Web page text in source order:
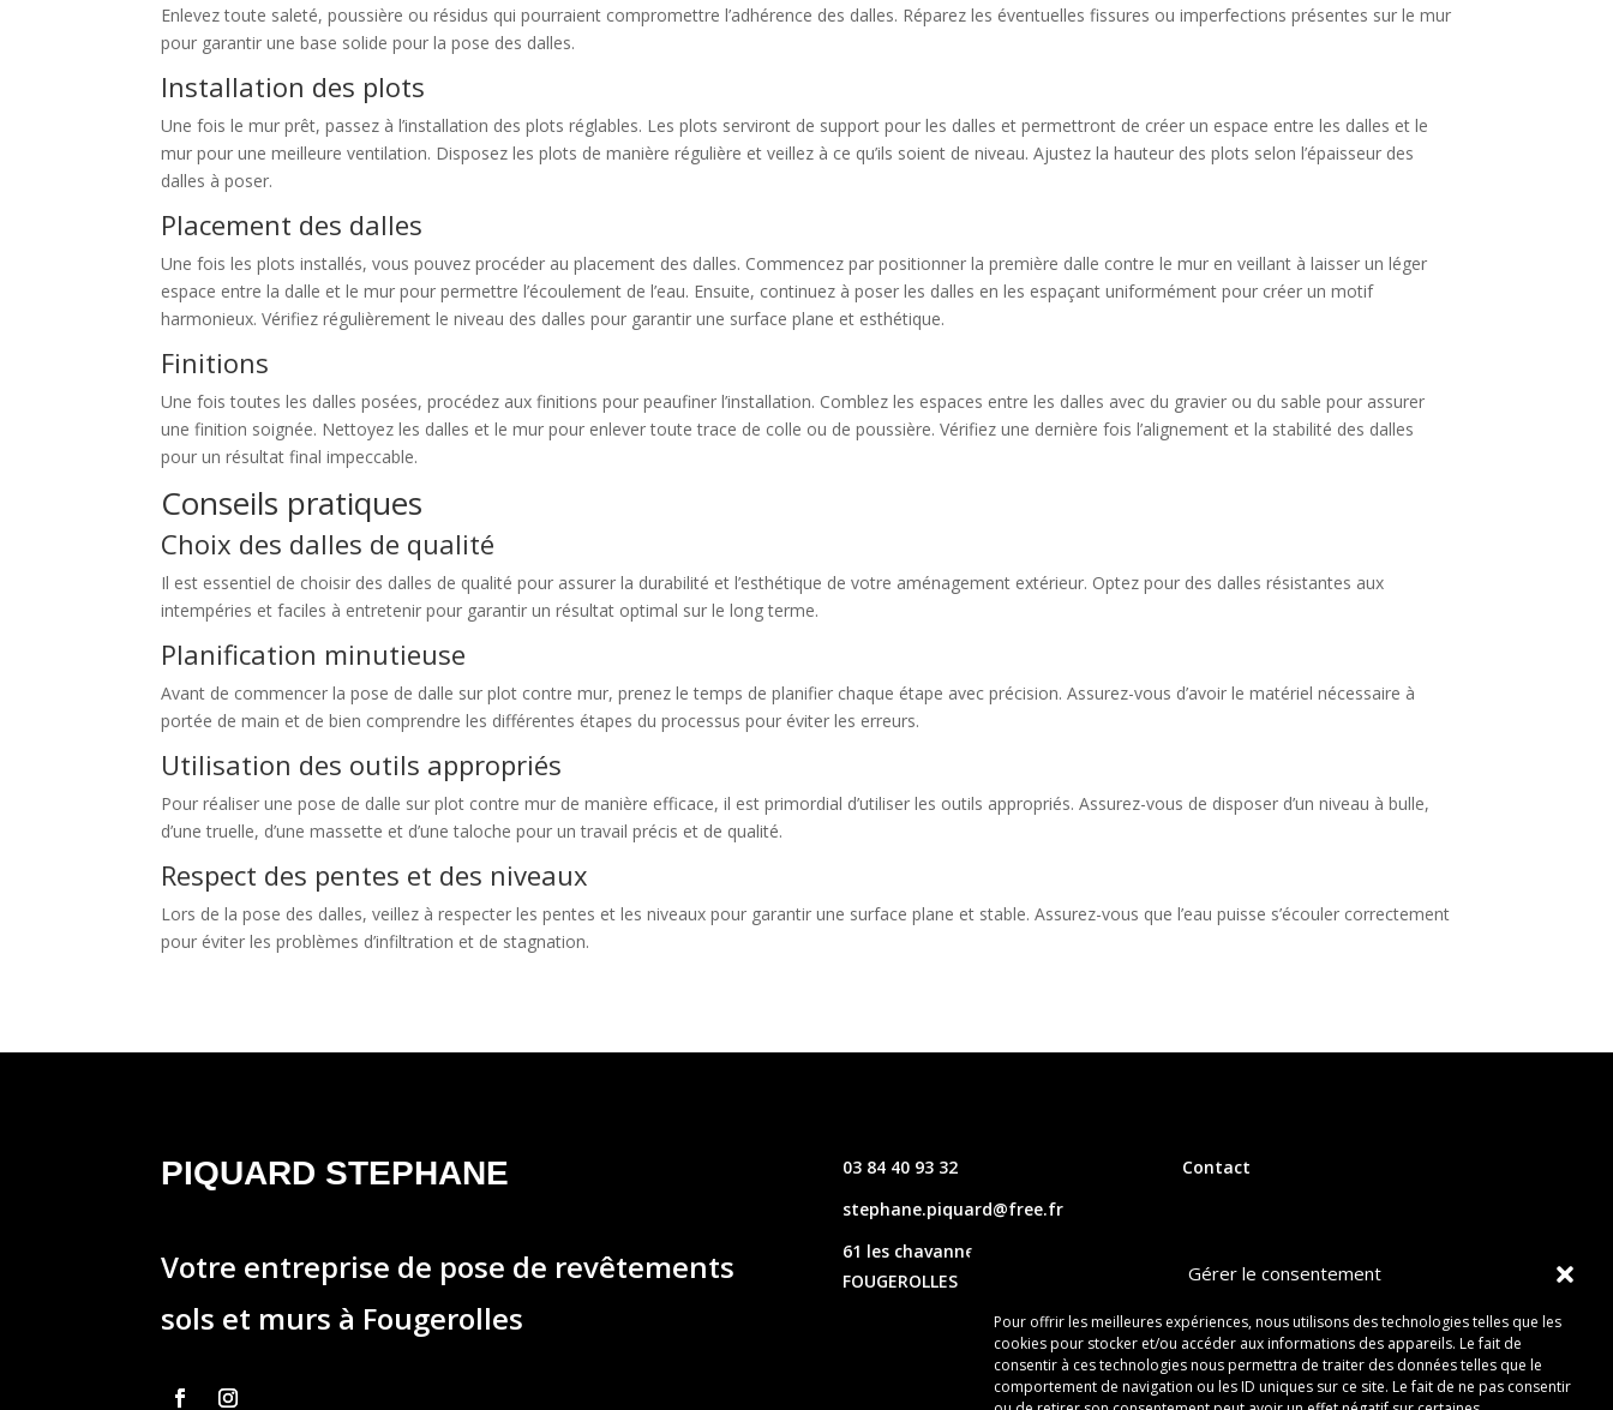
Gérer le consentement
Pour offrir les meilleures expériences, nous utilisons des technologies telles que les
cookies pour stocker et/ou accéder aux informations des appareils. Le fait de
consentir à ces technologies nous permettra de traiter des données telles que le
comportement de navigation ou les ID uniques sur ce site. Le fait de ne pas consentir
Enlevez toute saleté, poussière ou résidus qui pourraient compromettre l’adhérence des dalles. Réparez les éventuelles fissures ou imperfections présentes sur le mur
pour garantir une base solide pour la pose des dalles.
Installation des plots
Une fois le mur prêt, passez à l’installation des plots réglables. Les plots serviront de support pour les dalles et permettront de créer un espace entre les dalles et le
mur pour une meilleure ventilation. Disposez les plots de manière régulière et veillez à ce qu’ils soient de niveau. Ajustez la hauteur des plots selon l’épaisseur des
dalles à poser.
Placement des dalles
Une fois les plots installés, vous pouvez procéder au placement des dalles. Commencez par positionner la première dalle contre le mur en veillant à laisser un léger
espace entre la dalle et le mur pour permettre l’écoulement de l’eau. Ensuite, continuez à poser les dalles en les espaçant uniformément pour créer un motif
harmonieux. Vérifiez régulièrement le niveau des dalles pour garantir une surface plane et esthétique.
Finitions
Une fois toutes les dalles posées, procédez aux finitions pour peaufiner l’installation. Comblez les espaces entre les dalles avec du gravier ou du sable pour assurer
une finition soignée. Nettoyez les dalles et le mur pour enlever toute trace de colle ou de poussière. Vérifiez une dernière fois l’alignement et la stabilité des dalles
pour un résultat final impeccable.
Conseils pratiques
Choix des dalles de qualité
Il est essentiel de choisir des dalles de qualité pour assurer la durabilité et l’esthétique de votre aménagement extérieur. Optez pour des dalles résistantes aux
intempéries et faciles à entretenir pour garantir un résultat optimal sur le long terme.
Planification minutieuse
Avant de commencer la pose de dalle sur plot contre mur, prenez le temps de planifier chaque étape avec précision. Assurez-vous d’avoir le matériel nécessaire à
portée de main et de bien comprendre les différentes étapes du processus pour éviter les erreurs.
Utilisation des outils appropriés
Pour réaliser une pose de dalle sur plot contre mur de manière efficace, il est primordial d’utiliser les outils appropriés. Assurez-vous de disposer d’un niveau à bulle,
d’une truelle, d’une massette et d’une taloche pour un travail précis et de qualité.
Respect des pentes et des niveaux
Lors de la pose des dalles, veillez à respecter les pentes et les niveaux pour garantir une surface plane et stable. Assurez-vous que l’eau puisse s’écouler correctement
pour éviter les problèmes d’infiltration et de stagnation.
PIQUARD STEPHANE
Votre entreprise de pose de revêtements
sols et murs à Fougerolles
03 84 40 93 32
stephane.piquard@free.fr
61 les chavannes – 70220
FOUGEROLLES
Contact